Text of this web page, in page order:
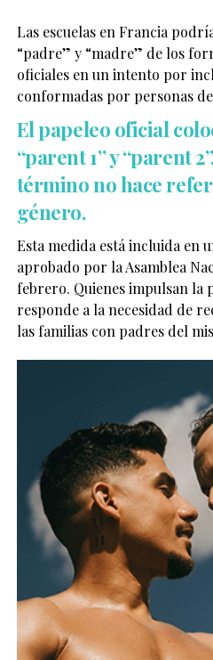
Las escuelas en Francia
“padre” y “madre” de los
oficiales en un intento por
conformadas por personas
El papeleo oficial
“parent 1” y “parent
término no hace
género.
Esta medida está incluida en
aprobado por la Asamblea
febrero. Quienes impulsan la
responde a la necesidad de
las familias con padres del